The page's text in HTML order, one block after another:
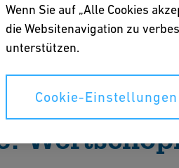
Wenn Sie auf „Alle Cookies
die Websitenavigation zu
unterstützen.
Cookie-Einstellungen